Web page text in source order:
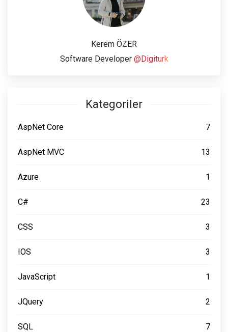
Kerem ÖZER
Software Developer @Digiturk
Kategoriler
AspNet Core 7
AspNet MVC 13
Azure 1
C# 23
CSS 3
IOS 3
JavaScript 1
JQuery 2
SQL 7